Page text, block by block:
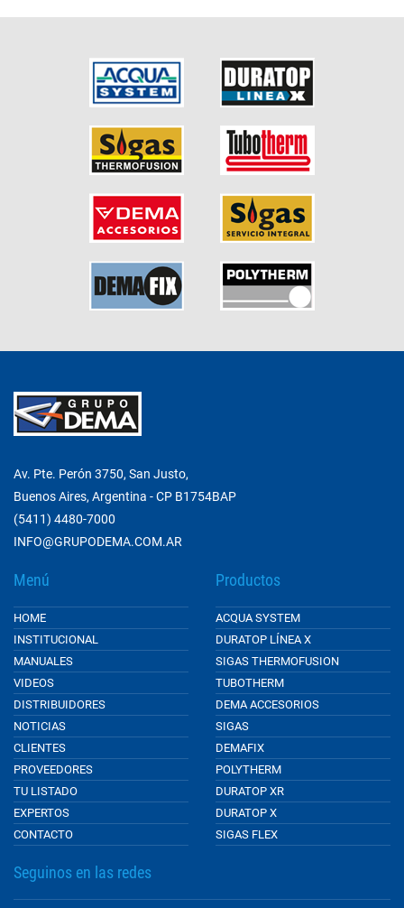
Av. Pte. Perón 3750, San Justo,
Buenos Aires, Argentina - CP B1754BAP
(5411) 4480-7000
INFO@GRUPODEMA.COM.AR
Menú
HOME
INSTITUCIONAL
MANUALES
VIDEOS
DISTRIBUIDORES
NOTICIAS
CLIENTES
PROVEEDORES
TU LISTADO
EXPERTOS
CONTACTO
Productos
ACQUA SYSTEM
DURATOP LÍNEA X
SIGAS THERMOFUSION
TUBOTHERM
DEMA ACCESORIOS
SIGAS
DEMAFIX
POLYTHERM
DURATOP XR
DURATOP X
SIGAS FLEX
Seguinos en las redes